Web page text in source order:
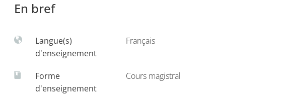
En bref
Langue(s)
d'enseignement
Français
Forme
d'enseignement
Cours magistral